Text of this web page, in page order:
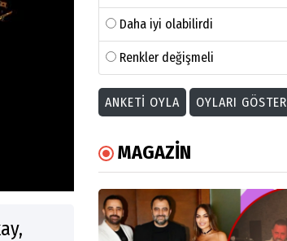
Daha iyi olabilirdi
Renkler değişmeli
ANKETI OYLA OYLARI GÖSTER
MAGAZİN